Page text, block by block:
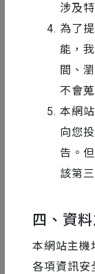
涉及
為了
能，
間、
不會
本網
向您
告。
該第
四、資
本網站主機
各項資訊安
易理解。並
概念，變得
詳細設計解析